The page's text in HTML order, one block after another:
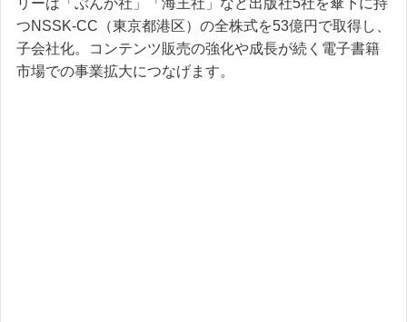
リーは「ぶんか社」「海王社」など出版社5社を傘下に持
つNSSK-CC（東京都港区）の全株式を53億円で取得し、
子会社化。コンテンツ販売の強化や成長が続く電子書籍
市場での事業拡大につなげます。